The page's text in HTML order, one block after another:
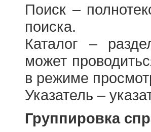
Поиск –
поиска.
Каталог –
может
в режиме
Указатель –
Группировка